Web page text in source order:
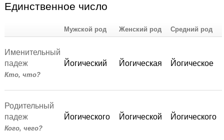
Единственное число
Мужской род Женский род Средний род
Именительный
падеж
Кто, что?
Йогический Йогическая Йогическое
Родительный
падеж
Кого, чего?
Йогического Йогической Йогического